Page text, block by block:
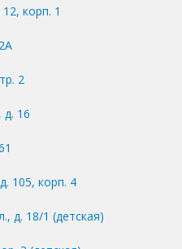
корп. 1
2
д. 16
105, корп. 4
д. 18/1 (детская)